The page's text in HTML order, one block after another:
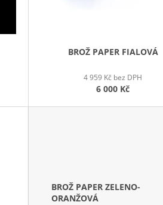
BROŽ PAPER FIALOVÁ
4 959 Kč bez DPH
6 000 Kč
BROŽ PAPER ZELENO-
ORANŽOVÁ